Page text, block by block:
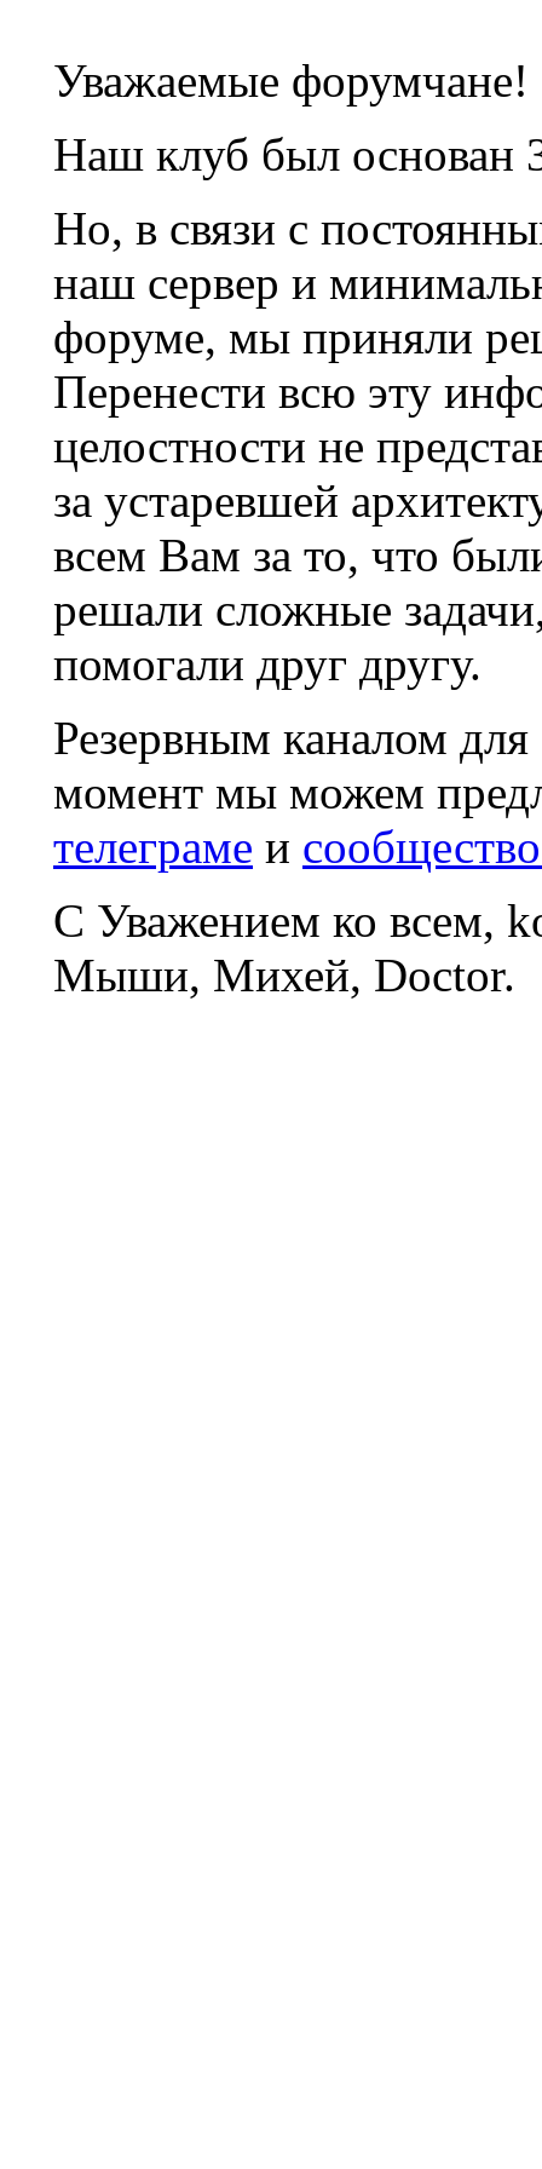
Уважаемые форумчане!
Наш клуб был основан
Но, в связи с
наш сервер и
форуме, мы приняли
Перенести всю эту
целостности не
за устаревшей
всем Вам за то, что
решали сложные
помогали друг другу.
Резервным каналом
момент мы можем
телеграме и
С Уважением ко всем,
Мыши, Михей, Doctor.